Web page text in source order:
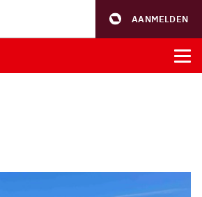
AANMELDEN